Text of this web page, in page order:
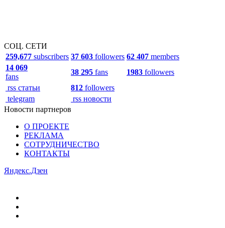
СОЦ. СЕТИ
259,677 subscribers 37 603 followers 62 407 members
14 069
fans
38 295 fans 1983 followers
rss статьи
812 followers
telegram
rss новости
Новости партнеров
О ПРОЕКТЕ
РЕКЛАМА
СОТРУДНИЧЕСТВО
КОНТАКТЫ
Яндекс.Дзен